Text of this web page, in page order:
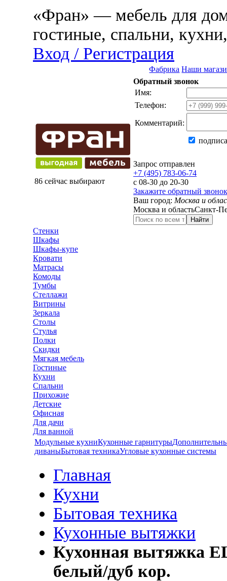
«Фран» — мебель для
гостиные, спальни,
Вход / Регистрация
Фабрика Наши
86 сейчас выбирают
Обратный звонок
Имя:
Телефон:
Комментарий:
Запрос отправлен
+7 (495) 783-06-74
с 08-30 до 20-30
Закажите обратный звонок
Ваш город: Москва и
Москва и областьСанкт-
Найти
Стенки
Шкафы
Шкафы-купе
Кровати
Матрасы
Комоды
Тумбы
Стеллажи
Витрины
Зеркала
Столы
Стулья
Полки
Скидки
Мягкая мебель
Гостиные
Кухни
Спальни
Прихожие
Детские
Офисная
Для дачи
Для ванной
Модульные кухниКухонные гарнитуры
диваныБытовая техникаУгловые кухонные системы
Главная
Кухни
Бытовая техника
Кухонные вытяжки
Кухонная вытяжка
белый/дуб кор.